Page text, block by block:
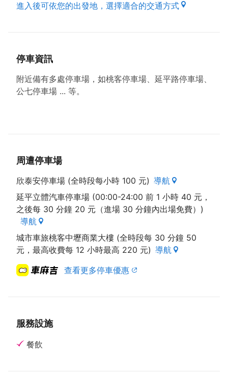
進入後可依您的出發地，選擇適合的交通方式
停車資訊
附近備有多處停車場，如桃客停車場、延平路停車場、
公七停車場 ... 等。
周遭停車場
欣泰安停車場 (全時段每小時 100 元) 導航
延平立體汽車停車場 (00:00-24:00 前 1 小時 40 元，
之後每 30 分鐘 20 元（進場 30 分鐘內出場免費）)
導航
城市車旅桃客中壢商業大樓 (全時段每 30 分鐘 50
元，最高收費每 12 小時最高 220 元) 導航
查看更多停車優惠
服務設施
餐飲